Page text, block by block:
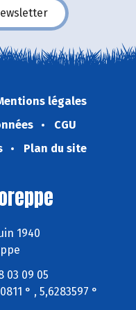
légales
CGU
Plan du site
1940
03 09 05
° , 5,6283597 °